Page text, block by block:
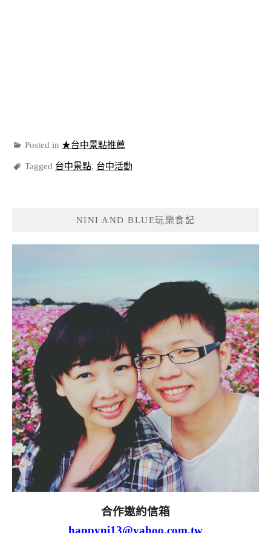
Posted in ★台中景點推薦
Tagged 台中景點, 台中活動
NINI AND BLUE玩樂食記
合作邀約信箱
happyni13@yahoo.com.tw